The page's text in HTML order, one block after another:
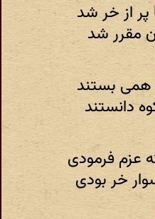
پر از خر شد
مقرر شد
همی بستند
دانستند
عزم فرمودی
خر بودی